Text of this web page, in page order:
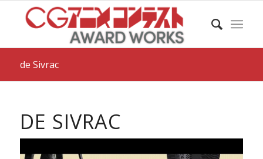
de Sivrac
DE SIVRAC